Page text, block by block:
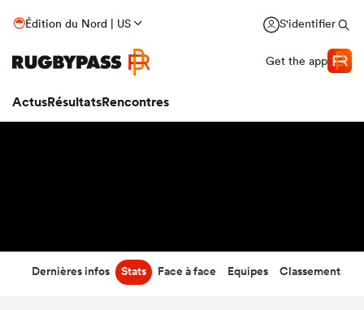
Édition du Nord | US S'identifier
Get the app
ActusRésultatsRencontres
Dernières infos Stats Face à face Equipes Classement